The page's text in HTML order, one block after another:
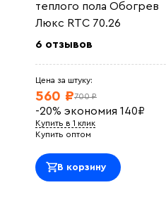
теплого пола Обогрев
Люкс RTC 70.26
6 отзывов
Цена за штуку:
700 ₽
560 ₽
-20% экономия 140₽
Купить в 1 клик
Купить оптом
В корзину